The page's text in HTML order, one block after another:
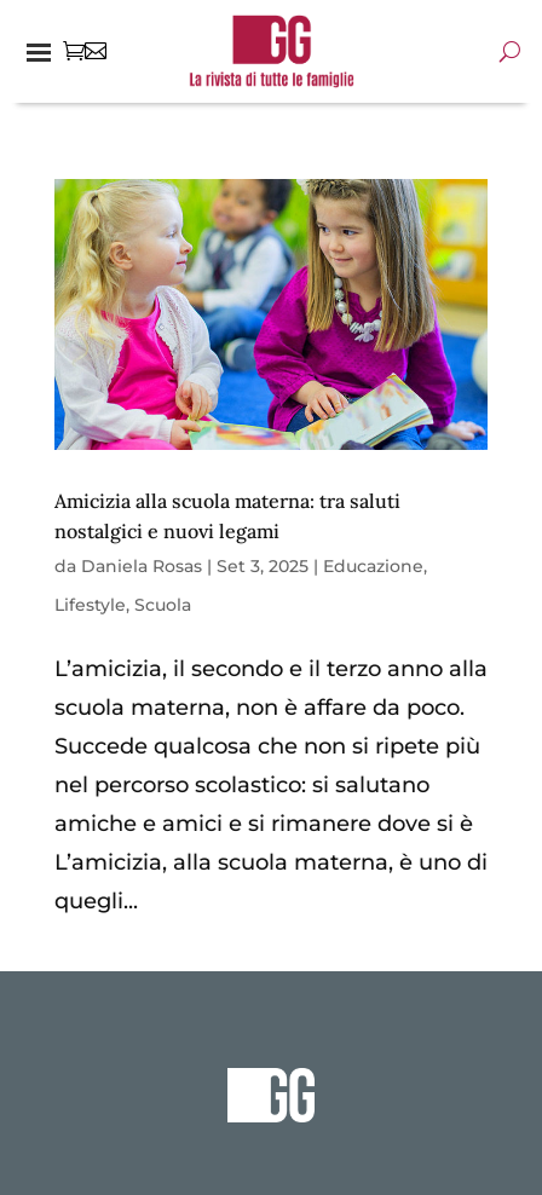
Amicizia alla scuola materna: tra saluti
nostalgici e nuovi legami
da Daniela Rosas| Set 3, 2025| Educazione,
Lifestyle, Scuola
L’amicizia, il secondo e il terzo anno alla
scuola materna, non è affare da poco.
Succede qualcosa che non si ripete più
nel percorso scolastico: si salutano
amiche e amici e si rimanere dove si è
L’amicizia, alla scuola materna, è uno di
quegli...